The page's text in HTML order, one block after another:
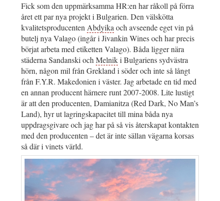
Fick som den uppmärksamma HR:en har råkoll på förra
året ett par nya projekt i Bulgarien. Den välskötta
kvalitetsproducentenAbdyikaoch avseende eget vin på
butelj nya Valago (ingår i Jivankin Wines och har precis
börjat arbeta med etiketten Valago). Båda ligger nära
städerna Sandanski ochMelniki Bulgariens sydvästra
hörn, någon mil från Grekland i söder och inte så långt
från F.Y.R. Makedonien i väster. Jag arbetade en tid med
en annan producent härnere runt 2007-2008. Lite lustigt
är att den producenten, Damianitza (Red Dark, No Man’s
Land), hyr ut lagringskapacitet till mina båda nya
uppdragsgivare och jag har på så vis återskapat kontakten
med den producenten – det är inte sällan vägarna korsas
så där i vinets värld.